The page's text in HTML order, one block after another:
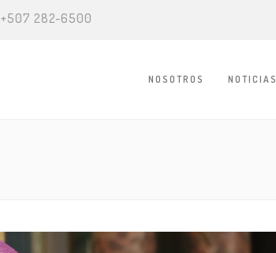
+507 282-6500
NOSOTROS NOTICIAS